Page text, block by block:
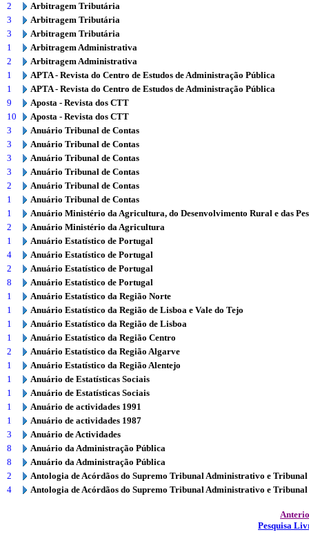
2
Arbitragem Tributária
3
Arbitragem Tributária
3
Arbitragem Tributária
1
Arbitragem Administrativa
2
Arbitragem Administrativa
1
APTA - Revista do Centro de Estudos de Administração Pública
1
APTA - Revista do Centro de Estudos de Administração Pública
9
Aposta - Revista dos CTT
10
Aposta - Revista dos CTT
3
Anuário Tribunal de Contas
3
Anuário Tribunal de Contas
3
Anuário Tribunal de Contas
3
Anuário Tribunal de Contas
2
Anuário Tribunal de Contas
1
Anuário Tribunal de Contas
1
Anuário Ministério da Agricultura, do Desenvolvimento Rural e das
2
Anuário Ministério da Agricultura
1
Anuário Estatístico de Portugal
4
Anuário Estatístico de Portugal
2
Anuário Estatístico de Portugal
8
Anuário Estatístico de Portugal
1
Anuário Estatístico da Região Norte
1
Anuário Estatístico da Região de Lisboa e Vale do Tejo
1
Anuário Estatístico da Região de Lisboa
1
Anuário Estatístico da Região Centro
2
Anuário Estatístico da Região Algarve
1
Anuário Estatístico da Região Alentejo
1
Anuário de Estatísticas Sociais
1
Anuário de Estatísticas Sociais
1
Anuário de actividades 1991
1
Anuário de actividades 1987
3
Anuário de Actividades
8
Anuário da Administração Pública
8
Anuário da Administração Pública
2
Antologia de Acórdãos do Supremo Tribunal Administrativo e
4
Antologia de Acórdãos do Supremo Tribunal Administrativo e
Pesquisa